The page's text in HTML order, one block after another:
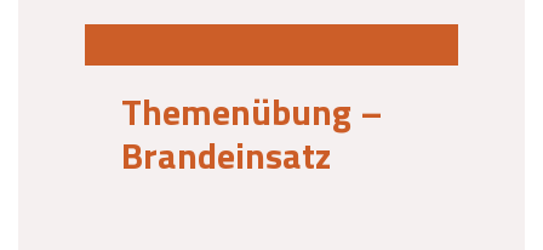
Themenübung –
Brandeinsatz